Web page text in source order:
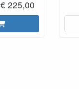
€ 225,00